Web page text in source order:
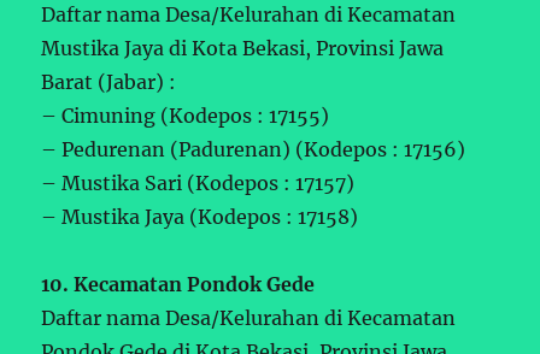
Daftar nama Desa/Kelurahan di Kecamatan
Mustika Jaya di Kota Bekasi, Provinsi Jawa
Barat (Jabar) :
– Cimuning (Kodepos : 17155)
– Pedurenan (Padurenan) (Kodepos : 17156)
– Mustika Sari (Kodepos : 17157)
– Mustika Jaya (Kodepos : 17158)
10. Kecamatan Pondok Gede
Daftar nama Desa/Kelurahan di Kecamatan